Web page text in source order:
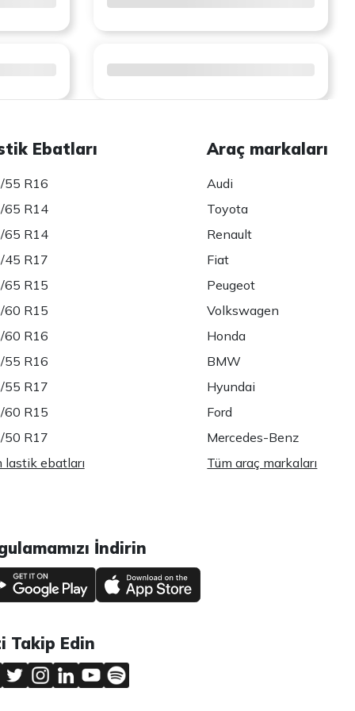
Ebatları
55 R16
65 R14
65 R14
45 R17
65 R15
60 R15
60 R16
55 R16
55 R17
60 R15
50 R17
lastik ebatları
Araç markaları
Audi
Toyota
Renault
Fiat
Peugeot
Volkswagen
Honda
BMW
Hyundai
Ford
Mercedes-Benz
Tüm araç markaları
İndirin
Takip Edin